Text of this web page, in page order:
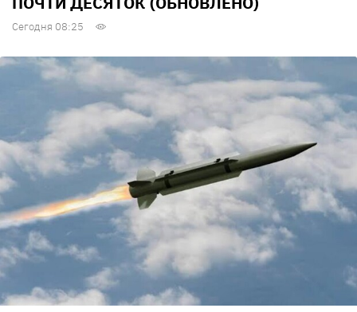
Сегодня 08:25